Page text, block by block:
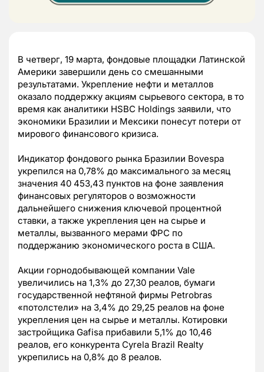
В четверг, 19 марта, фондовые площадки Латинской
Америки завершили день со смешанными
результатами. Укрепление нефти и металлов
оказало поддержку акциям сырьевого сектора, в то
время как аналитики HSBC Holdings заявили, что
экономики Бразилии и Мексики понесут потери от
мирового финансового кризиса.
Индикатор фондового рынка Бразилии Bovespa
укрепился на 0,78% до максимального за месяц
значения 40 453,43 пунктов на фоне заявления
финансовых регуляторов о возможности
дальнейшего снижения ключевой процентной
ставки, а также укрепления цен на сырье и
металлы, вызванного мерами ФРС по
поддержанию экономического роста в США.
Акции горнодобывающей компании Vale
увеличились на 1,3% до 27,30 реалов, бумаги
государственной нефтяной фирмы Petrobras
«потолстели» на 3,4% до 29,25 реалов на фоне
укрепления цен на сырье и металлы. Котировки
застройщика Gafisa прибавили 5,1% до 10,46
реалов, его конкурента Cyrela Brazil Realty
укрепились на 0,8% до 8 реалов.